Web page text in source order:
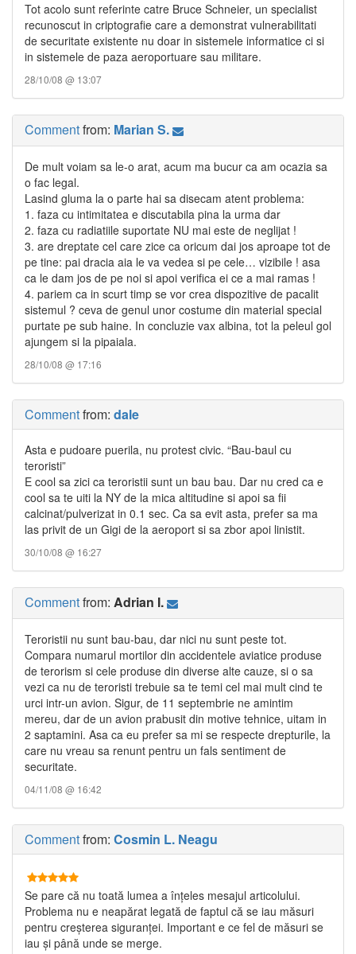
Tot acolo sunt referinte catre Bruce Schneier, un specialist
recunoscut in criptografie care a demonstrat vulnerabilitati
de securitate existente nu doar in sistemele informatice ci si
in sistemele de paza aeroportuare sau militare.
28/10/08 @ 13:07
Commentfrom: Marian S.
De mult voiam sa le-o arat, acum ma bucur ca am ocazia sa
o fac legal.
Lasind gluma la o parte hai sa disecam atent problema:
1. faza cu intimitatea e discutabila pina la urma dar
2. faza cu radiatiile suportate NU mai este de neglijat !
3. are dreptate cel care zice ca oricum dai jos aproape tot de
pe tine: pai dracia aia le va vedea si pe cele… vizibile ! asa
ca le dam jos de pe noi si apoi verifica ei ce a mai ramas !
4. pariem ca in scurt timp se vor crea dispozitive de pacalit
sistemul ? ceva de genul unor costume din material special
purtate pe sub haine. In concluzie vax albina, tot la peleul gol
ajungem si la pipaiala.
28/10/08 @ 17:16
Commentfrom: dale
Asta e pudoare puerila, nu protest civic. “Bau-baul cu
teroristi”
E cool sa zici ca teroristii sunt un bau bau. Dar nu cred ca e
cool sa te uiti la NY de la mica altitudine si apoi sa fii
calcinat/pulverizat in 0.1 sec. Ca sa evit asta, prefer sa ma
las privit de un Gigi de la aeroport si sa zbor apoi linistit.
30/10/08 @ 16:27
Commentfrom: Adrian I.
Teroristii nu sunt bau-bau, dar nici nu sunt peste tot.
Compara numarul mortilor din accidentele aviatice produse
de terorism si cele produse din diverse alte cauze, si o sa
vezi ca nu de teroristi trebuie sa te temi cel mai mult cind te
urci intr-un avion. Sigur, de 11 septembrie ne amintim
mereu, dar de un avion prabusit din motive tehnice, uitam in
2 saptamini. Asa ca eu prefer sa mi se respecte drepturile, la
care nu vreau sa renunt pentru un fals sentiment de
securitate.
04/11/08 @ 16:42
Commentfrom: Cosmin L. Neagu
Se pare că nu toată lumea a înțeles mesajul articolului.
Problema nu e neapărat legată de faptul că se iau măsuri
pentru creșterea siguranței. Important e ce fel de măsuri se
iau și până unde se merge.